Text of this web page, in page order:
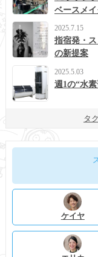
ベースメイ
2025.7.15
指宿発・
の新提案
2025.5.03
週1の“水
タ
ケイヤ